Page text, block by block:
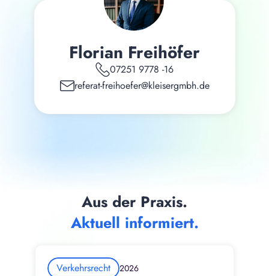
Florian Freihöfer
07251 9778 -16
referat-freihoefer@kleisergmbh.de
Aus der Praxis.
Aktuell informiert.
Verkehrsrecht 2026